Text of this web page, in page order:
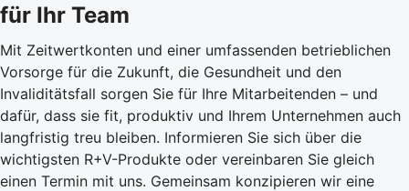
für Ihr Team
Mit Zeitwertkonten und einer umfassenden betrieblichen
Vorsorge für die Zukunft, die Gesundheit und den
Invaliditätsfall sorgen Sie für Ihre Mitarbeitenden – und
dafür, dass sie fit, produktiv und Ihrem Unternehmen auch
langfristig treu bleiben. Informieren Sie sich über die
wichtigsten R+V-Produkte oder vereinbaren Sie gleich
einen Termin mit uns. Gemeinsam konzipieren wir eine